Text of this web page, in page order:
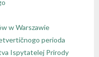
w Warszawie
perioda
Ispytatelej Prirody